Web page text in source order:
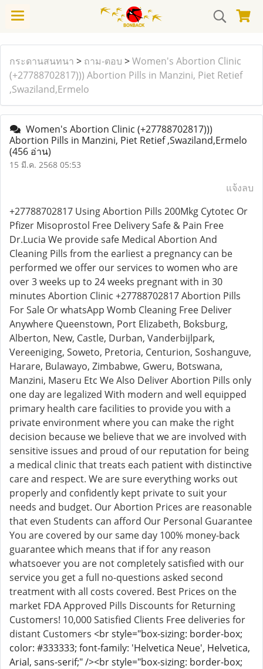
กระดานสนทนา > ถาม-ตอบ >Women's Abortion Clinic
(+27788702817))) Abortion Pills in Manzini, Piet Retief
,Swaziland,Ermelo
Women's Abortion Clinic (+27788702817)))
Abortion Pills in Manzini, Piet Retief ,Swaziland,Ermelo
(456 อ่าน)
15 มี.ค. 2568 05:53
แจ้งลบ
+27788702817 Using Abortion Pills 200Mkg Cytotec Or
Pfizer Misoprostol Free Delivery Safe & Pain Free
Dr.Lucia We provide safe Medical Abortion And
Cleaning Pills from the earliest a pregnancy can be
performed we offer our services to women who are
over 3 weeks up to 24 weeks pregnant with in 30
minutes Abortion Clinic +27788702817 Abortion Pills
For Sale Or whatsApp Womb Cleaning Free Deliver
Anywhere Queenstown, Port Elizabeth, Boksburg,
Alberton, New, Castle, Durban, Vanderbijlpark,
Vereeniging, Soweto, Pretoria, Centurion, Soshanguve,
Harare, Bulawayo, Zimbabwe, Gweru, Botswana,
Manzini, Maseru Etc We Also Deliver Abortion Pills only
one day are legalized With modern and well equipped
primary health care facilities to provide you with a
private environment where you can make the right
decision because we believe that we are involved with
sensitive issues and proud of our reputation for being
a medical clinic that treats each patient with distinctive
care and respect. We are sure everything works out
properly and confidently kept private to suit your
needs and budget. Our Abortion Prices are reasonable
that even Students can afford Our Personal Guarantee
You are covered by our same day 100% money-back
guarantee which means that if for any reason
whatsoever you are not completely satisfied with our
service you get a full no-questions asked second
treatment with all costs covered. Best Prices on the
market FDA Approved Pills Discounts for Returning
Customers! 10,000 Satisfied Clients Free deliveries for
distant Customers <br style="box-sizing: border-box;
color: #333333; font-family: 'Helvetica Neue', Helvetica,
Arial, sans-serif;" /><br style="box-sizing: border-box;